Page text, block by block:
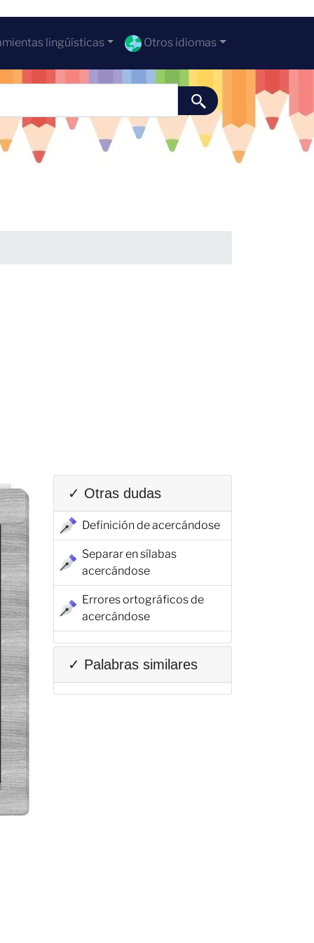
lingüísticas Otros idiomas
✓ Otras dudas
Definición de acercándose
Separar en sílabas
acercándose
Errores ortográficos de
acercándose
✓ Palabras similares